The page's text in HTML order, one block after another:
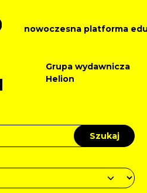
nowoczesna platforma
Grupa wydawnicza
Helion
Szukaj